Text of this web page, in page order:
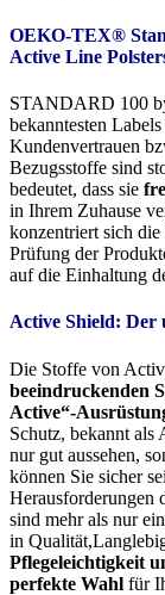
OEKO-TEX®
Active Line
STANDARD 100
bekanntesten
Kundenvertrauen
Bezugsstoffe sind
bedeutet, dass sie
in Ihrem Zuhause
konzentriert sich
Prüfung der
auf die Einhaltung
Active Shield:
Die Stoffe von
beeindruckenden
Active“-
Schutz, bekannt als
nur gut aussehen,
können Sie sicher
Herausforderungen
sind mehr als nur
in
Pflegeleichtigkeit
perfekte Wahl für